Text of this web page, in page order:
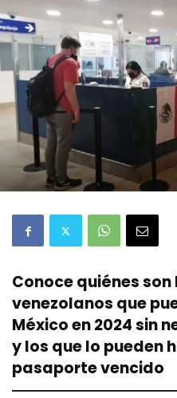
Conoce quiénes
venezolanos que
México en 2024 sin
y los que lo pueden
pasaporte vencido